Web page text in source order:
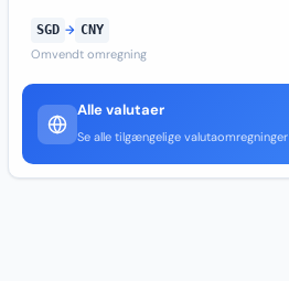
SGD → CNY
Omvendt omregning
Alle valutaer
Se alle tilgængelige valutaomregninger